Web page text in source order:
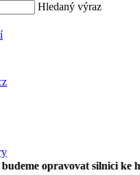
Hledaný výraz
opravovat silnici ke